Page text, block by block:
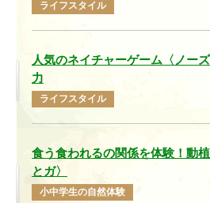
ライフスタイル
人気のネイチャーゲーム〈ノー
力
ライフスタイル
食う食われるの関係を体験！動
とガ〉
小中学生の自然体験